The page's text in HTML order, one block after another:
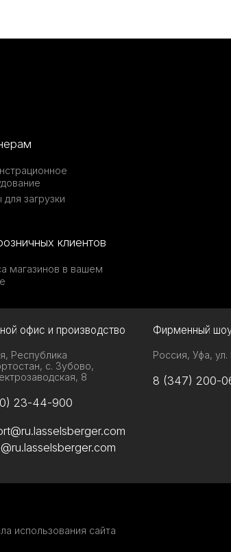
загрузки
клиентов
магазинов в вашем
офис и производство
Республика
с. Зубово,
8
23-44-900
Фирменный
Россия, Уфа,
8 (347) 200-
использования сайта